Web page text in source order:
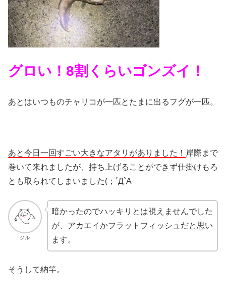
グロい！8割くらいゴンズイ！
あとはいつものチャリコが一匹とたまに出るフグが一匹。
あと今日一回すごい大きなアタリがありました！ 岸際まで
巻いて来れましたが、持ち上げることができず仕掛けもろ
とも取られてしまいました(；´Д`A
ジル
暗かったのでハッキリとは視えませんでした
が、アカエイかフラットフィッシュだと思い
ます。
そうして納竿。